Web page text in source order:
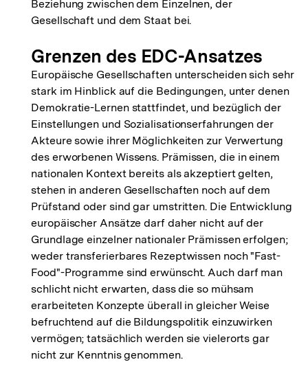
Beziehung zwischen dem Einzelnen, der
Gesellschaft und dem Staat bei.
Grenzen des EDC-Ansatzes
Europäische Gesellschaften unterscheiden sich sehr
stark im Hinblick auf die Bedingungen, unter denen
Demokratie-Lernen stattfindet, und bezüglich der
Einstellungen und Sozialisationserfahrungen der
Akteure sowie ihrer Möglichkeiten zur Verwertung
des erworbenen Wissens. Prämissen, die in einem
nationalen Kontext bereits als akzeptiert gelten,
stehen in anderen Gesellschaften noch auf dem
Prüfstand oder sind gar umstritten. Die Entwicklung
europäischer Ansätze darf daher nicht auf der
Grundlage einzelner nationaler Prämissen erfolgen;
weder transferierbares Rezeptwissen noch "Fast-
Food"-Programme sind erwünscht. Auch darf man
schlicht nicht erwarten, dass die so mühsam
erarbeiteten Konzepte überall in gleicher Weise
befruchtend auf die Bildungspolitik einzuwirken
vermögen; tatsächlich werden sie vielerorts gar
nicht zur Kenntnis genommen.